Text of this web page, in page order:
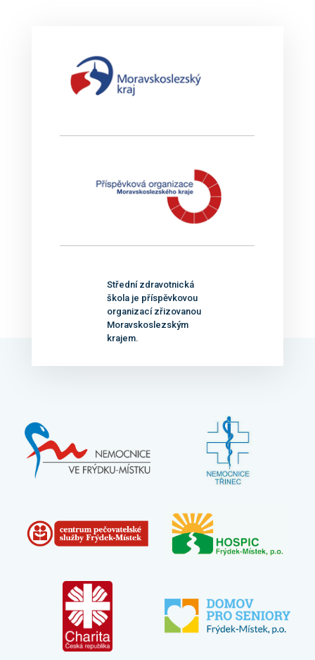
Střední zdravotnická
škola je příspěvkovou
organizací zřizovanou
Moravskoslezským
krajem.